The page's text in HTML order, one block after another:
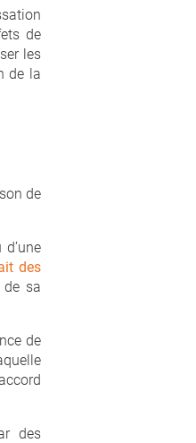
de
les
de la
de
des
de sa
de
des